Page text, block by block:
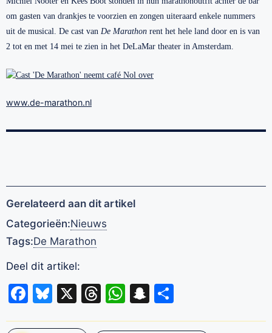
om gasten van drankjes te voorzien en zongen uiteraard enkele nummers
uit de musical. De cast van De Marathon rent het hele land door en is van
2 tot en met 14 mei te zien in het DeLaMar theater in Amsterdam.
www.de-marathon.nl
Gerelateerd aan dit artikel
Categorieën:Nieuws
Tags:De Marathon
Deel dit artikel:
Facebook
Bluesky
X Threads
WhatsApp
Snapchat